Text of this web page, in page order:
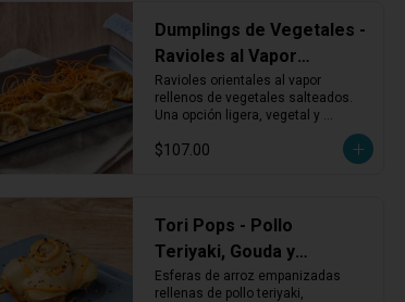
Dumplings de Vegetales -
Ravioles al Vapor
Rellenos de Vegetales
Ravioles orientales al vapor
rellenos de vegetales salteados.
Una opción ligera, vegetal y
sabrosa que acompaña muy bien
cualquier plato principal.
$107.00
Tori Pops - Pollo
Teriyaki, Gouda y
Sriracha
Esferas de arroz empanizadas
rellenas de pollo teriyaki,